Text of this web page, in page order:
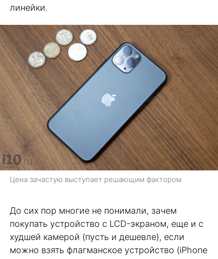
линейки.
Цена зачастую выступает решающим фактором
До сих пор многие не понимали, зачем
покупать устройство с LCD-экраном, еще и с
худшей камерой (пусть и дешевле), если
можно взять флагманское устройство (iPhone